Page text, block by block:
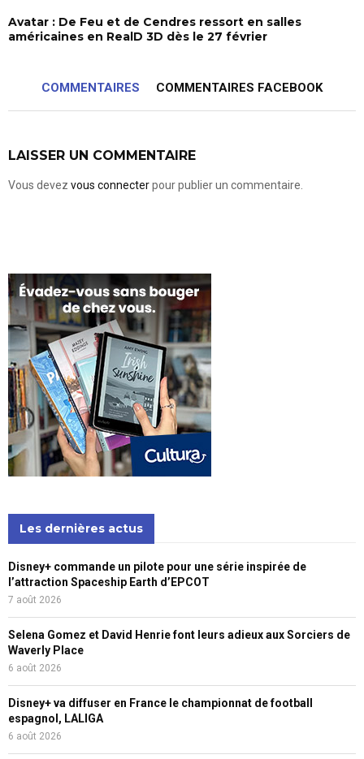
Avatar : De Feu et de Cendres ressort en salles
américaines en RealD 3D dès le 27 février
COMMENTAIRES COMMENTAIRES FACEBOOK
LAISSER UN COMMENTAIRE
Vous devez vous connecterpour publier un commentaire.
Les dernières actus
Disney+ commande un pilote pour une série inspirée de
l’attraction Spaceship Earth d’EPCOT
7 août 2026
Selena Gomez et David Henrie font leurs adieux aux Sorciers de
Waverly Place
6 août 2026
Disney+ va diffuser en France le championnat de football
espagnol, LALIGA
6 août 2026